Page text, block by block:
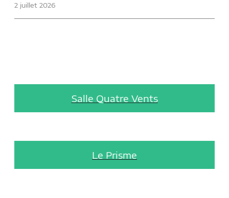
2 juillet 2026
Salle Quatre Vents
Le Prisme